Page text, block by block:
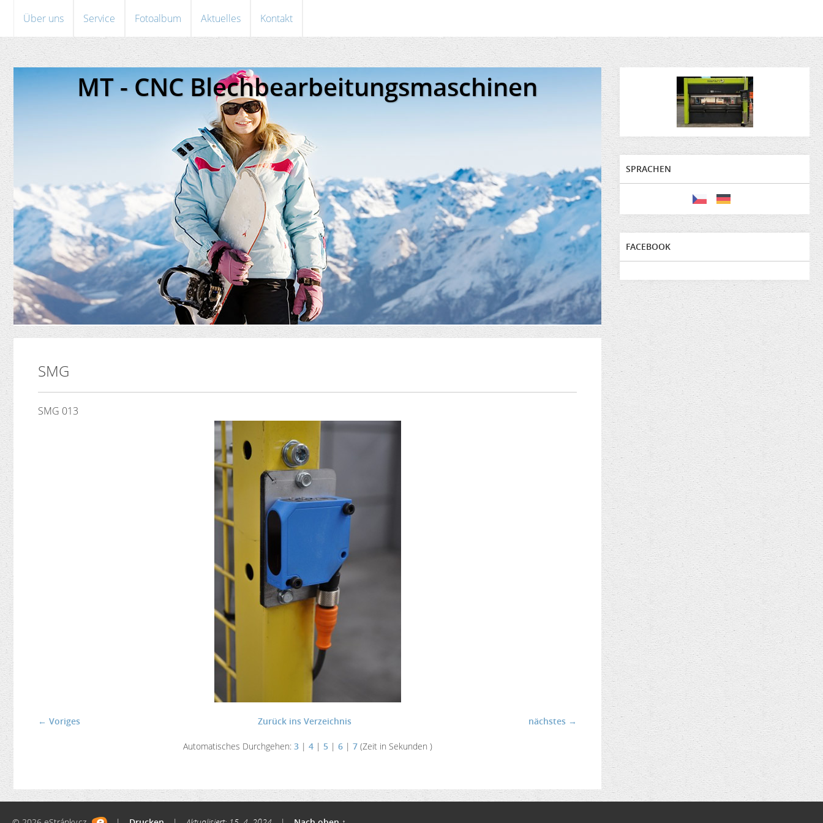
Über uns Service Fotoalbum Aktuelles Kontakt
MT - CNC Blechbearbeitungsmaschinen
SMG
SMG 013
← Voriges nächstes →
Zurück ins Verzeichnis
Automatisches Durchgehen: 3| 4| 5| 6| 7(Zeit in Sekunden )
SPRACHEN
FACEBOOK